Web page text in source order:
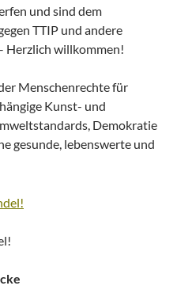
und sind dem
TTIP und andere
Herzlich willkommen!
Menschenrechte für
Kunst- und
Demokratie
gesunde, lebenswerte und